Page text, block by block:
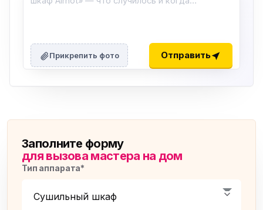
Прикрепить фото Отправить
Заполните форму
для вызова мастера на дом
Тип аппарата*